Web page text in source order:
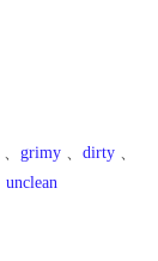
、 grimy 、 dirty 、
unclean